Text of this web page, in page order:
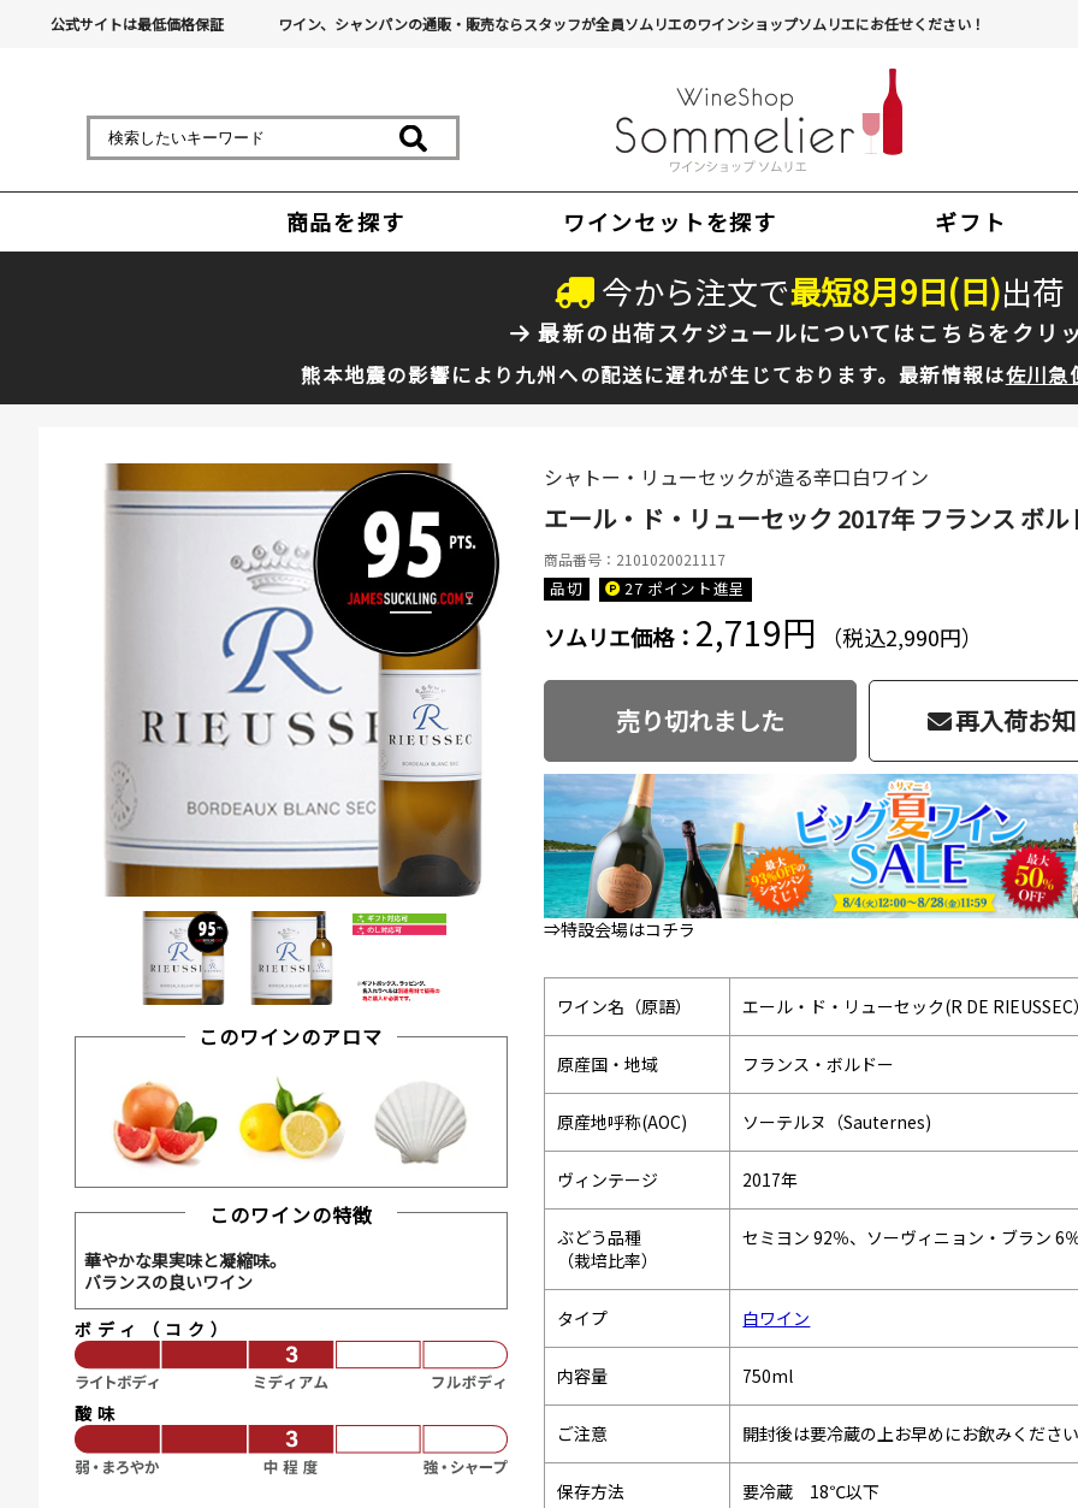
公式サイトは最低価格保証 ワイン、シャンパンの通販・販売ならスタッフが全員ソムリエのワインショップソムリエにお任せください！
商品を探す ワインセットを探す ギフト
今から注文で最短8月9日(日)出荷
最新の出荷スケジュールについてはこちらをクリ
熊本地震の影響により九州への配送に遅れが生じております。最新情報は佐川急
このワインのアロマ
このワインの特徴
華やかな果実味と凝縮味。
バランスの良いワイン
ボディ（コク）
酸味
シャトー・リューセックが造る辛口白ワイン
エール・ド・リューセック 2017年 フランス ボ
商品番号：2101020021117
品切 27 ポイント進呈
ソムリエ価格： 2,719円 （税込2,990円）
売り切れました 再入荷お
⇒特設会場はコチラ
ワイン名（原語） エール・ド・リューセック(R DE RIEUSSEC）
原産国・地域 フランス・ボルドー
原産地呼称(AOC) ソーテルヌ（Sauternes)
ヴィンテージ 2017年
ぶどう品種
（栽培比率）
セミヨン 92％、ソーヴィニョン・ブラン 6
タイプ 白ワイン
内容量 750ml
ご注意 開封後は要冷蔵の上お早めにお飲みください
保存方法 要冷蔵 18℃以下